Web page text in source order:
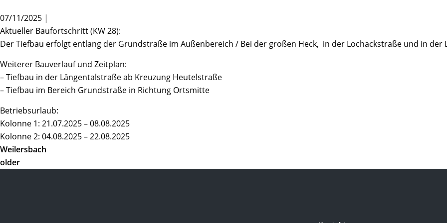
07/11/2025 |
Aktueller Baufortschritt (KW 28):
Der Tiefbau erfolgt entlang der Grundstraße im Außenbereich / Bei der großen Heck, in der Lochackstraße und in der
Weiterer Bauverlauf und Zeitplan:
– Tiefbau in der Längentalstraße ab Kreuzung Heutelstraße
– Tiefbau im Bereich Grundstraße in Richtung Ortsmitte
Betriebsurlaub:
Kolonne 1: 21.07.2025 – 08.08.2025
Kolonne 2: 04.08.2025 – 22.08.2025
Weilersbach
older